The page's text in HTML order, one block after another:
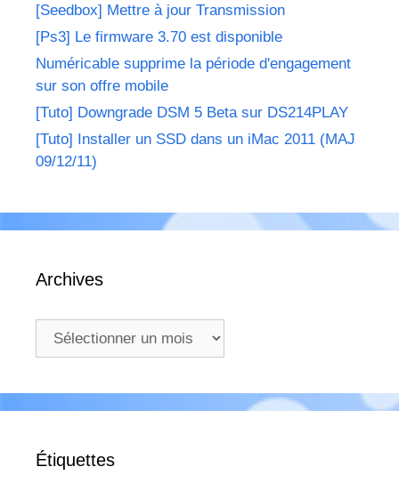
[Seedbox] Mettre à jour Transmission
[Ps3] Le firmware 3.70 est disponible
Numéricable supprime la période d'engagement
sur son offre mobile
[Tuto] Downgrade DSM 5 Beta sur DS214PLAY
[Tuto] Installer un SSD dans un iMac 2011 (MAJ
09/12/11)
Archives
Archives
Étiquettes